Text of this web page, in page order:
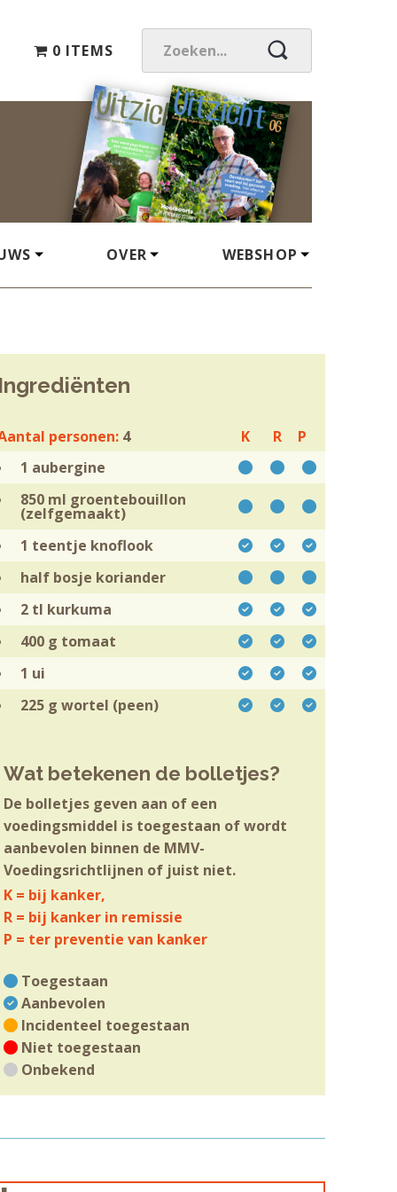
0 ITEMS
E
OVER WEBSHOP
personen: 4 K R
P
1 aubergine
850 ml groentebouillon
(zelfgemaakt)
1 teentje knoflook
half bosje koriander
2 tl kurkuma
400 g tomaat
1 ui
225 g wortel (peen)
Wat betekenen de bolletjes?
De bolletjes geven aan of een
voedingsmiddel is toegestaan of wordt
aanbevolen binnen de MMV-
Voedingsrichtlijnen of juist niet.
K = bij kanker,
R = bij kanker in remissie
P = ter preventie van kanker
Toegestaan
Aanbevolen
Incidenteel toegestaan
Niet toegestaan
Onbekend